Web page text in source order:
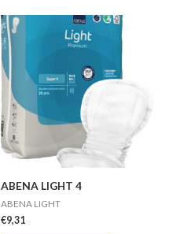
ABENA LIGHT 4
ABENA LIGHT
€9,31